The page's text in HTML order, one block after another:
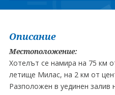
Описание
Местоположение:
Хотелът се намира на 75 км
летище Милас, на 2 км от
Разположен в уединен залив